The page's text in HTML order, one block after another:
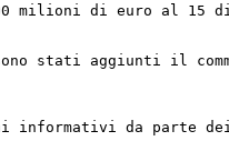
milioni di euro al 15
stati aggiunti il
da parte dei